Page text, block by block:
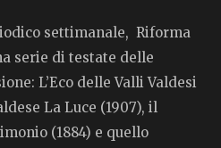
settimanale, Riforma
serie di testate delle
L’Eco delle Valli Valdesi
La Luce (1907), il
(1884) e quello